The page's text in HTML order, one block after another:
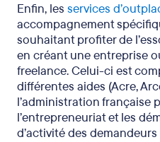
Enfin, les services
accompagnement
souhaitant profiter de
en créant une entreprise
freelance. Celui-ci est
différentes aides (Acre,
l’administration française
l’entrepreneuriat et les
d’activité des demandeurs